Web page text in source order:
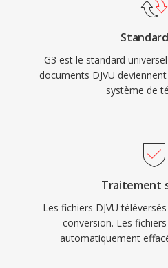
G3 est le standard
documents DJVU
système de
Traitement
Les fichiers DJVU
conversion. Les
automatiquement